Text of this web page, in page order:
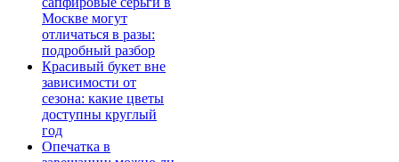
Москве могут
отличаться в разы:
подробный разбор
Красивый букет вне
зависимости от
сезона: какие цветы
доступны круглый
год
Опечатка в